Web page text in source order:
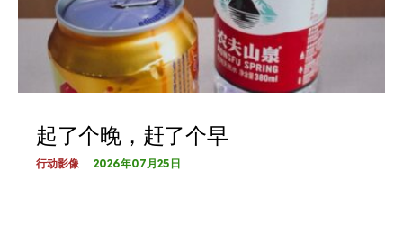
起了个晚，赶了个早
行动影像 2026年07月25日